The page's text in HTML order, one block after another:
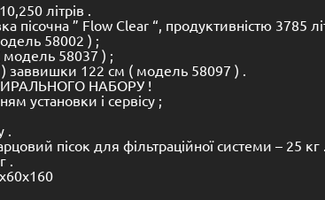
літрів .
пісочна ” Flow Clear “, продуктивністю 3785
58002 ) ;
модель 58037 ) ;
) заввишки 122 см ( модель 58097 ) .
НАБОРУ !
установки і сервісу ;
.
пісок для фільтраційної системи – 25
.